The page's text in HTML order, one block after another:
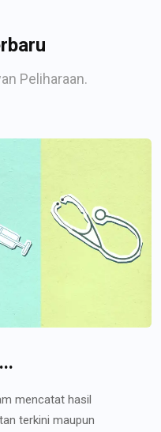
Peliharaan.
mencatat hasil
terkini maupun